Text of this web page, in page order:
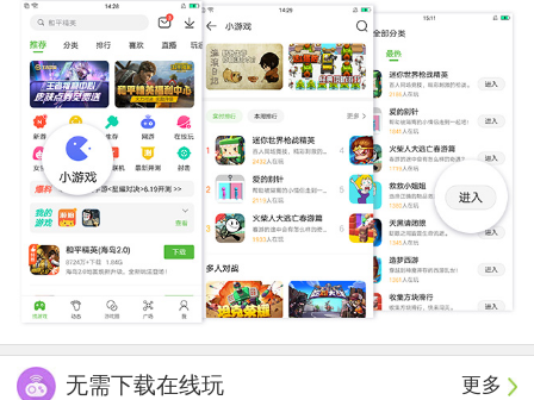
更多
无需下载在线玩